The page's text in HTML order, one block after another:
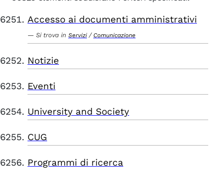
Accesso ai documenti amministrativi
Si trova in Servizi / Comunicazione
Notizie
Eventi
University and Society
CUG
Programmi di ricerca